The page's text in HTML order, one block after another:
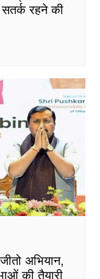
सतर्क रहने की
अभियान,
की तैयारी